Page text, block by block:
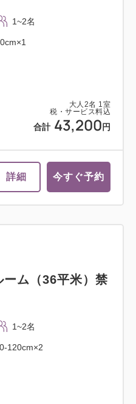
大人 2名 1 室
税・サービス料込
合計 43,200 円
1~2名
詳細 今すぐ予約
ーム（36平米）禁
1~2名
120cm×2